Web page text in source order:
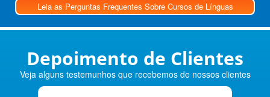
Leia as Perguntas Frequentes Sobre Cursos de Línguas
Depoimento de Clientes
Veja alguns testemunhos que recebemos de nossos clientes